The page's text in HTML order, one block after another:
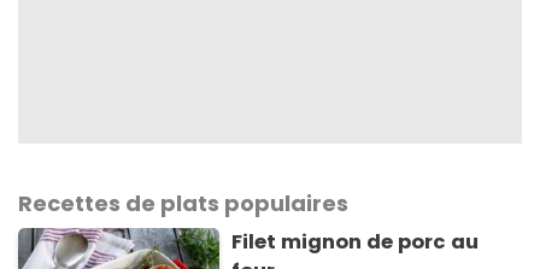
Recettes de plats populaires
Filet mignon de porc au